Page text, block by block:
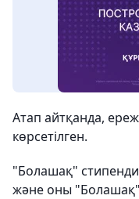
Атап айтқанда,
көрсетілген.
"Болашақ"
және оны "Болашақ"